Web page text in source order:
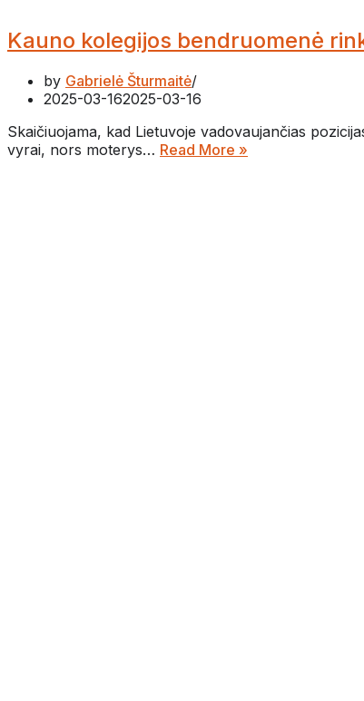
Kauno kolegijos bendruomenė
by Gabrielė Šturmaitė
2025-03-162025-03-16
Skaičiuojama, kad Lietuvoje vadovaujančias
vyrai, nors moterys… Read More »